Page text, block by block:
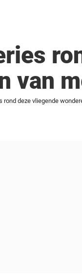
van
rond deze vliegende